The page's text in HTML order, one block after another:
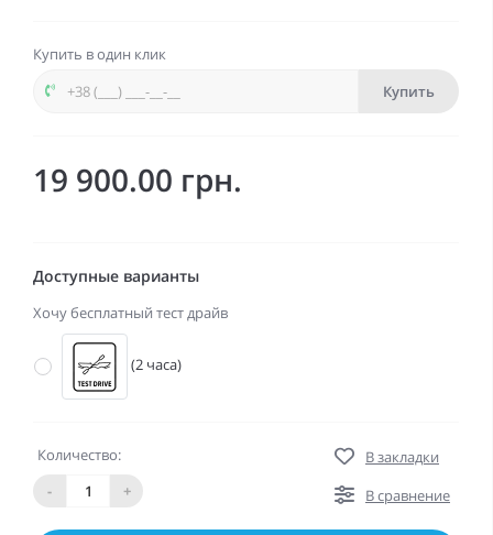
Купить в один клик
Купить
19 900.00 грн.
Доступные варианты
Хочу бесплатный тест драйв
(2 часа)
Количество:
-
+
В закладки
В сравнение